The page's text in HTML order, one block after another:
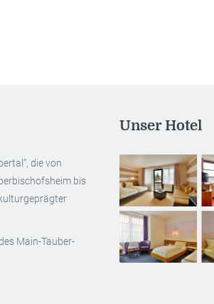
die von
bis
Main-Tauber-
Unser Hotel